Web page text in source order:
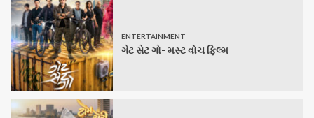
ENTERTAINMENT
ગેટ સેટ ગો- મસ્ટ વોચ ફિલ્મ